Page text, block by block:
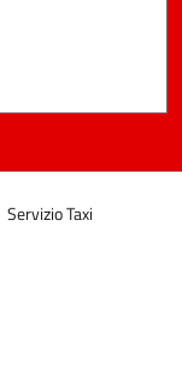
Servizio Taxi